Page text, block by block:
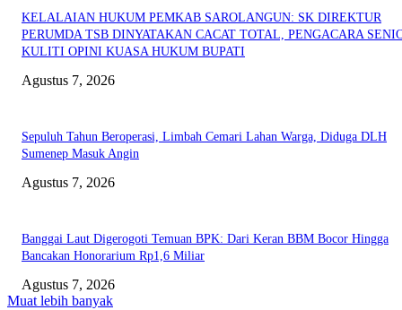
KELALAIAN HUKUM PEMKAB SAROLANGUN: SK DIREKTUR
PERUMDA TSB DINYATAKAN CACAT TOTAL, PENGACARA
KULITI OPINI KUASA HUKUM BUPATI
Agustus 7, 2026
Sepuluh Tahun Beroperasi, Limbah Cemari Lahan Warga, Diduga DLH
Sumenep Masuk Angin
Agustus 7, 2026
Banggai Laut Digerogoti Temuan BPK: Dari Keran BBM Bocor Hingga
Bancakan Honorarium Rp1,6 Miliar
Agustus 7, 2026
Muat lebih banyak